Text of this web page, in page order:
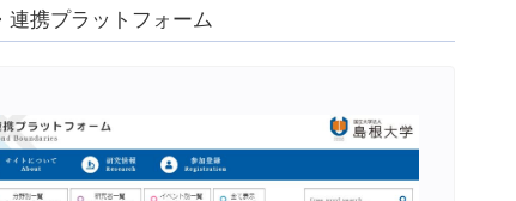
連携プラットフォーム